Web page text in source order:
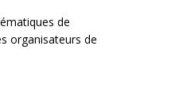
de
organisateurs de